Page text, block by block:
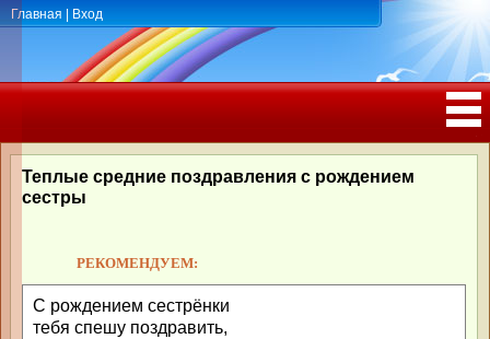
Главная Вход
РОЖДЕНИЯ, ЮБИЛЕЕМ
Теплые средние поздравления с рождением
сестры
РЕКОМЕНДУЕМ:
С рождением сестрёнки
тебя спешу поздравить,